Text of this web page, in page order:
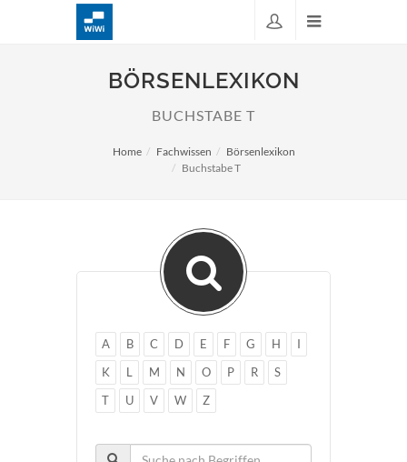
BÖRSENLEXIKON
BUCHSTABE T
Home Fachwissen
Börsenlexikon
Buchstabe T
A B C D E F G H
I
K
L M N O P R
S
T
U V W Z